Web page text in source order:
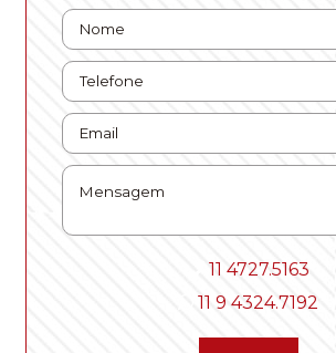
11 4727.5163
11 9 4324.7192